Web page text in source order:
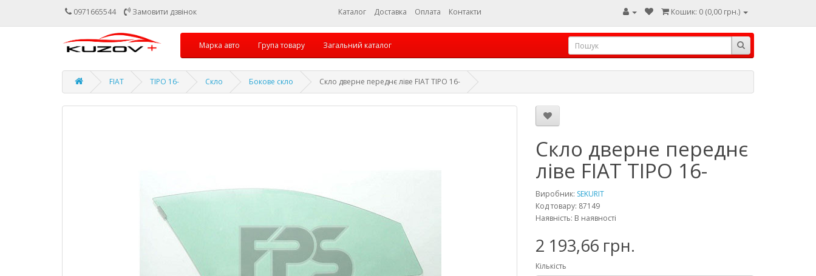
0971665544 Замовити дзвінок Каталог Доставка Оплата Контакти Кошик: 0 (0,00 грн.)
Марка авто Група товару Загальний каталог
FIAT TIPO 16- Скло Бокове скло Скло дверне переднє ліве FIAT TIPO 16-
Скло дверне переднє
ліве FIAT TIPO 16-
Виробник: SEKURIT
Код товару: 87149
Наявність: В наявності
2 193,66 грн.
Кількість